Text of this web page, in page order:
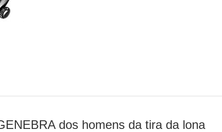
dos homens da tira da lona